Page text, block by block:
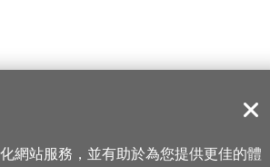
關閉
網站服務，並有助於為您提供更佳的體